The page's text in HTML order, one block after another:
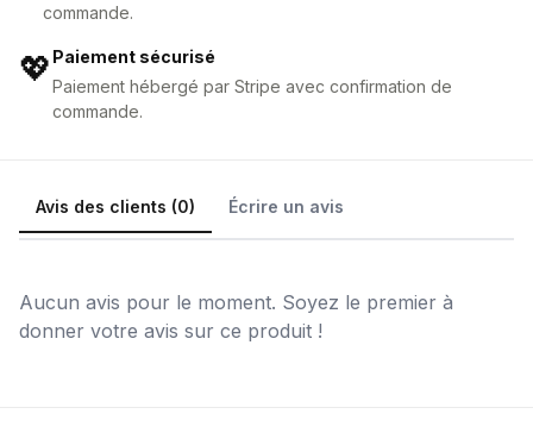
commande.
💖 Paiement sécurisé
Paiement hébergé par Stripe avec confirmation de
commande.
Avis des clients (0) Écrire un avis
Aucun avis pour le moment. Soyez le premier à
donner votre avis sur ce produit !